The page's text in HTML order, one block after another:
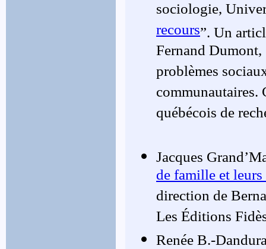
sociologie,
recours”. Un
Fernand
problèmes
québécois de
Jacques
de famille et
direction de
Les Éditions
Renée B.-